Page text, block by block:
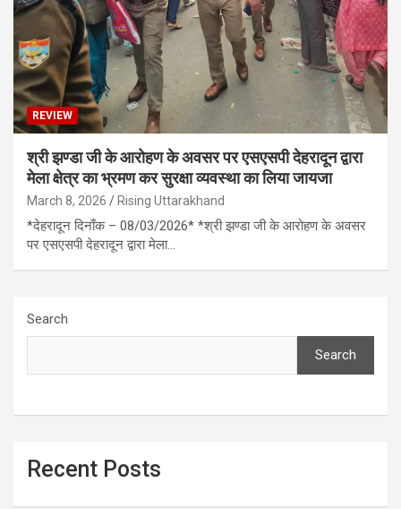
REVIEW
श्री झण्डा जी के आरोहण के अवसर पर एसएसपी देहरादून द्वारा
मेला क्षेत्र का भ्रमण कर सुरक्षा व्यवस्था का लिया जायजा
March 8, 2026 Rising Uttarakhand
*देहरादून दिनाँक – 08/03/2026* *श्री झण्डा जी के आरोहण के अवसर
पर एसएसपी देहरादून द्वारा मेला…
Search
Search
Recent Posts